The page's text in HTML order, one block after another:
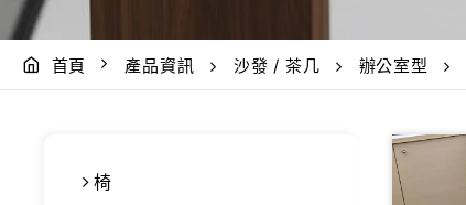
首頁 產品資訊 沙發 / 茶几 辦公室型
椅